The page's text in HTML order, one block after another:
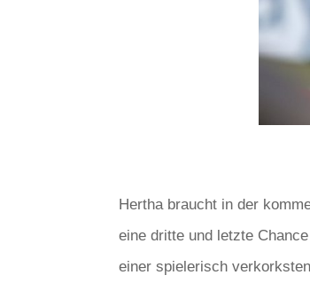
Hertha braucht in der
eine dritte und letzte
einer spielerisch